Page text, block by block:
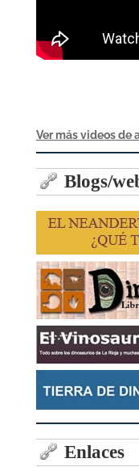
Ver más videos de
Blogs/
Enlaces